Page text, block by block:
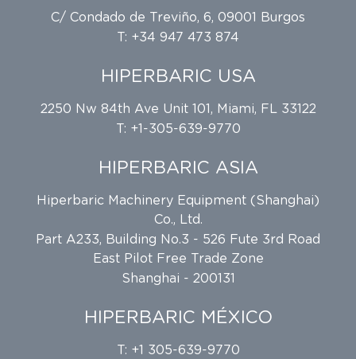
C/ Condado de Treviño, 6, 09001 Burgos
T: +34 947 473 874
HIPERBARIC USA
2250 Nw 84th Ave Unit 101, Miami, FL 33122
T: +1-305-639-9770
HIPERBARIC ASIA
Hiperbaric Machinery Equipment (Shanghai)
Co., Ltd.
Part A233, Building No.3 - 526 Fute 3rd Road
East Pilot Free Trade Zone
Shanghai - 200131
HIPERBARIC MÉXICO
T: +1 305-639-9770